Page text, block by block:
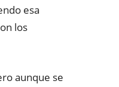
esa
los
aunque se